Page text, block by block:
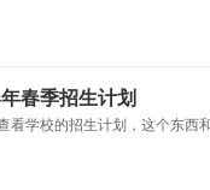
春季招生计划
看学校的招生计划，这个东